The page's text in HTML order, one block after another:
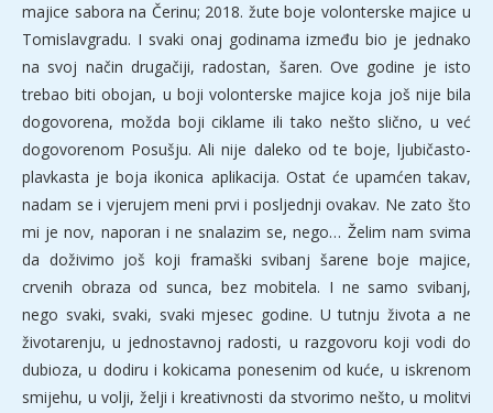
majice sabora na Čerinu; 2018. žute boje volonterske majice u
Tomislavgradu. I svaki onaj godinama između bio je jednako
na svoj način drugačiji, radostan, šaren. Ove godine je isto
trebao biti obojan, u boji volonterske majice koja još nije bila
dogovorena, možda boji ciklame ili tako nešto slično, u već
dogovorenom Posušju. Ali nije daleko od te boje, ljubičasto-
plavkasta je boja ikonica aplikacija. Ostat će upamćen takav,
nadam se i vjerujem meni prvi i posljednji ovakav. Ne zato što
mi je nov, naporan i ne snalazim se, nego… Želim nam svima
da doživimo još koji framaški svibanj šarene boje majice,
crvenih obraza od sunca, bez mobitela. I ne samo svibanj,
nego svaki, svaki, svaki mjesec godine. U tutnju života a ne
životarenju, u jednostavnoj radosti, u razgovoru koji vodi do
dubioza, u dodiru i kokicama ponesenim od kuće, u iskrenom
smijehu, u volji, želji i kreativnosti da stvorimo nešto, u molitvi